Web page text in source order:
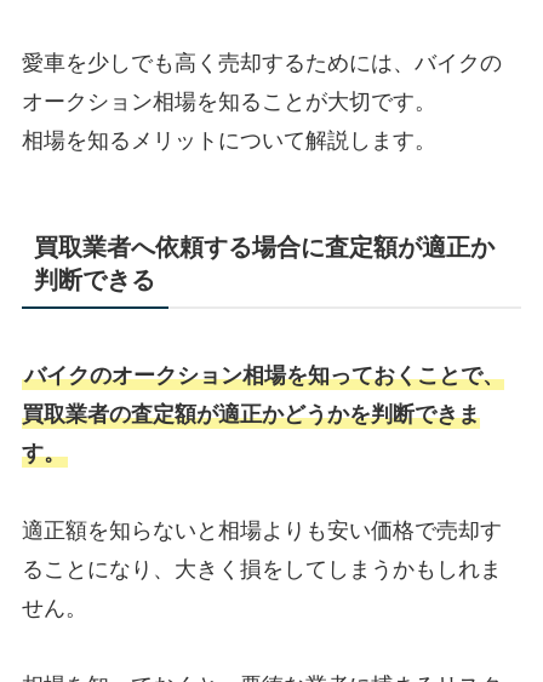
愛車を少しでも高く売却するためには、バイクの
オークション相場を知ることが大切です。
相場を知るメリットについて解説します。
買取業者へ依頼する場合に査定額が適正か
判断できる
バイクのオークション相場を知っておくことで、
買取業者の査定額が適正かどうかを判断できま
す。
適正額を知らないと相場よりも安い価格で売却す
ることになり、大きく損をしてしまうかもしれま
せん。